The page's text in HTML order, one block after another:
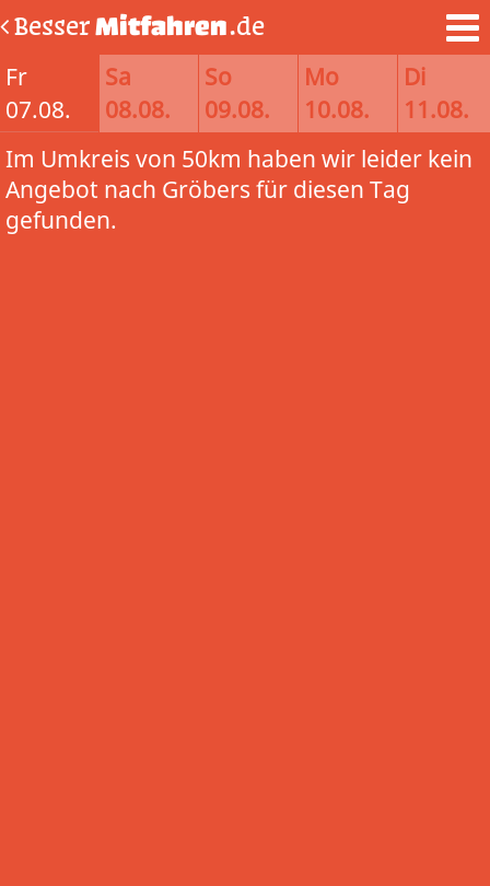
BesserMitfahren.de
Fr
07.08.
Sa
08.08.
So
09.08.
Mo
10.08.
Di
11.08.
Im Umkreis von 50km haben wir leider kein
Angebot nach Gröbers für diesen Tag
gefunden.